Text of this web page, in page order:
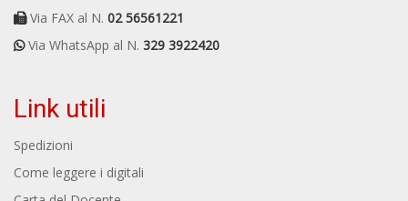
Via FAX al N. 02 56561221
Via WhatsApp al N. 329 3922420
Link utili
Spedizioni
Come leggere i digitali